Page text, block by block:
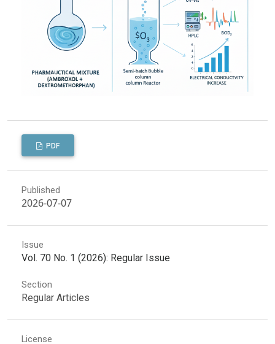
PDF
Published
2026-07-07
Issue
Vol. 70 No. 1 (2026): Regular Issue
Section
Regular Articles
License